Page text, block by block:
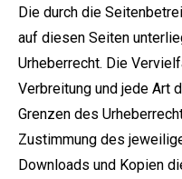
Die durch die
auf diesen Seiten
Urheberrecht. Die
Verbreitung und jede Art
Grenzen des
Zustimmung des
Downloads und Kopien